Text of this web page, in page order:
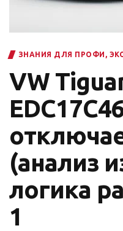
ЗНАНИЯ ДЛЯ ПРОФИ ,
VW
(анализ
логика
1